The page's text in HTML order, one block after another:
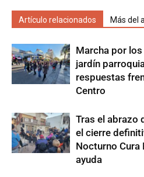
Artículo relacionados Más del
Marcha por
jardín
respuestas
Centro
Tras el abrazo
el cierre
Nocturno Cura
ayuda